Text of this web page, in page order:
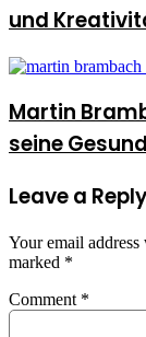
und
Martin
seine
Leave a Reply
Your email
marked *
Comment *